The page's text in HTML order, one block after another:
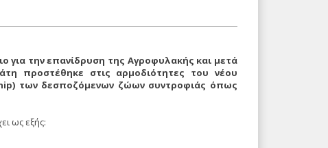
για την επανίδρυση της Aγροφυλακής και μετά
προστέθηκε στις αρμοδιότητες του νέου
των δεσποζόμενων ζώων συντροφιάς όπως
ως εξής: